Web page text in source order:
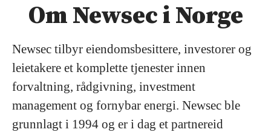
Om Newsec i Norge
Newsec tilbyr eiendomsbesittere, investorer og
leietakere et komplette tjenester innen
forvaltning, rådgivning, investment
management og fornybar energi. Newsec ble
grunnlagt i 1994 og er i dag et partnereid